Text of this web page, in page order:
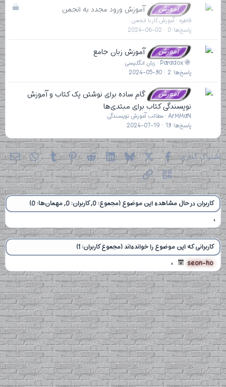
ب
ه
آموزش آموزش ورود مجدد به انجمن
فاطره آموزش کار با انجمن
پاسخ‌ها 0
2024-06-02
آموزش آموزش زبان جامع
Paradox زبان انگلیسی
پاسخ‌ها 2
2024-05-30
آموزش
گام ساده برای نوشتن یک کتاب و آموزش
نویسندگی کتاب برای مبتدی‌ها
ArMMaN مطالب آموزش نویسندگی
پاسخ‌ها 13
2024-07-19
اشتراک گذاری: فیسبوک
X
Bluesky
LinkedIn
Reddit
Pinterest
Tumblr
QR Code
پیوند
کاربران در حال مشاهده این موضوع (مجموع: 0, کاربران: 0, مهمان‌ها: 0)
کاربرانی که این موضوع را خوانده‌اند (مجموع کاربران: 1)
seon-ho